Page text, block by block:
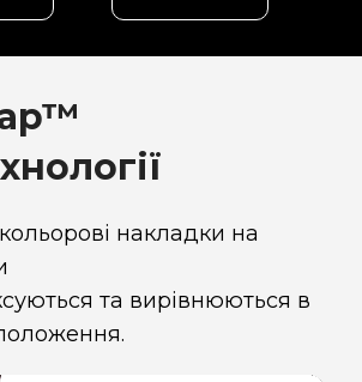
накладки на
та вирівнюються в